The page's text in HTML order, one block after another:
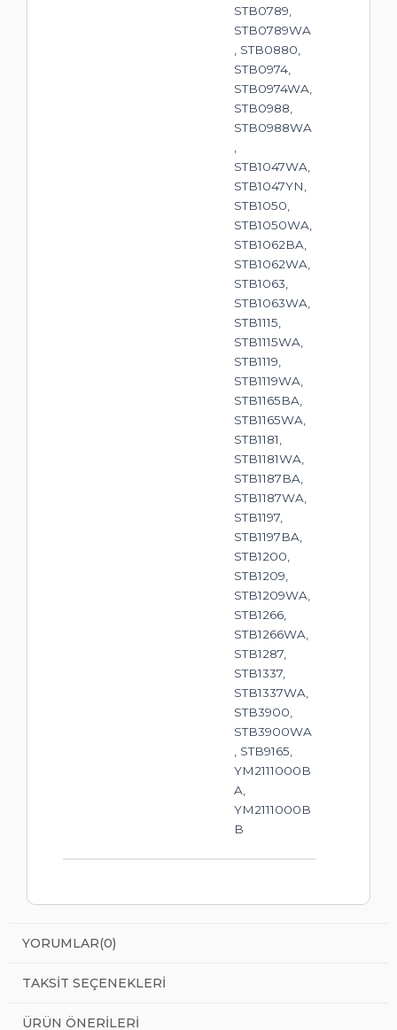
STB0789,
STB0789WA
, STB0880,
STB0974,
STB0974WA,
STB0988,
STB0988WA
,
STB1047WA,
STB1047YN,
STB1050,
STB1050WA,
STB1062BA,
STB1062WA,
STB1063,
STB1063WA,
STB1115,
STB1115WA,
STB1119,
STB1119WA,
STB1165BA,
STB1165WA,
STB1181,
STB1181WA,
STB1187BA,
STB1187WA,
STB1197,
STB1197BA,
STB1200,
STB1209,
STB1209WA,
STB1266,
STB1266WA,
STB1287,
STB1337,
STB1337WA,
STB3900,
STB3900WA
, STB9165,
YM2111000B
A,
YM2111000B
B
YORUMLAR(0)
TAKSIT SEÇENEKLERI
ÜRÜN ÖNERILERI